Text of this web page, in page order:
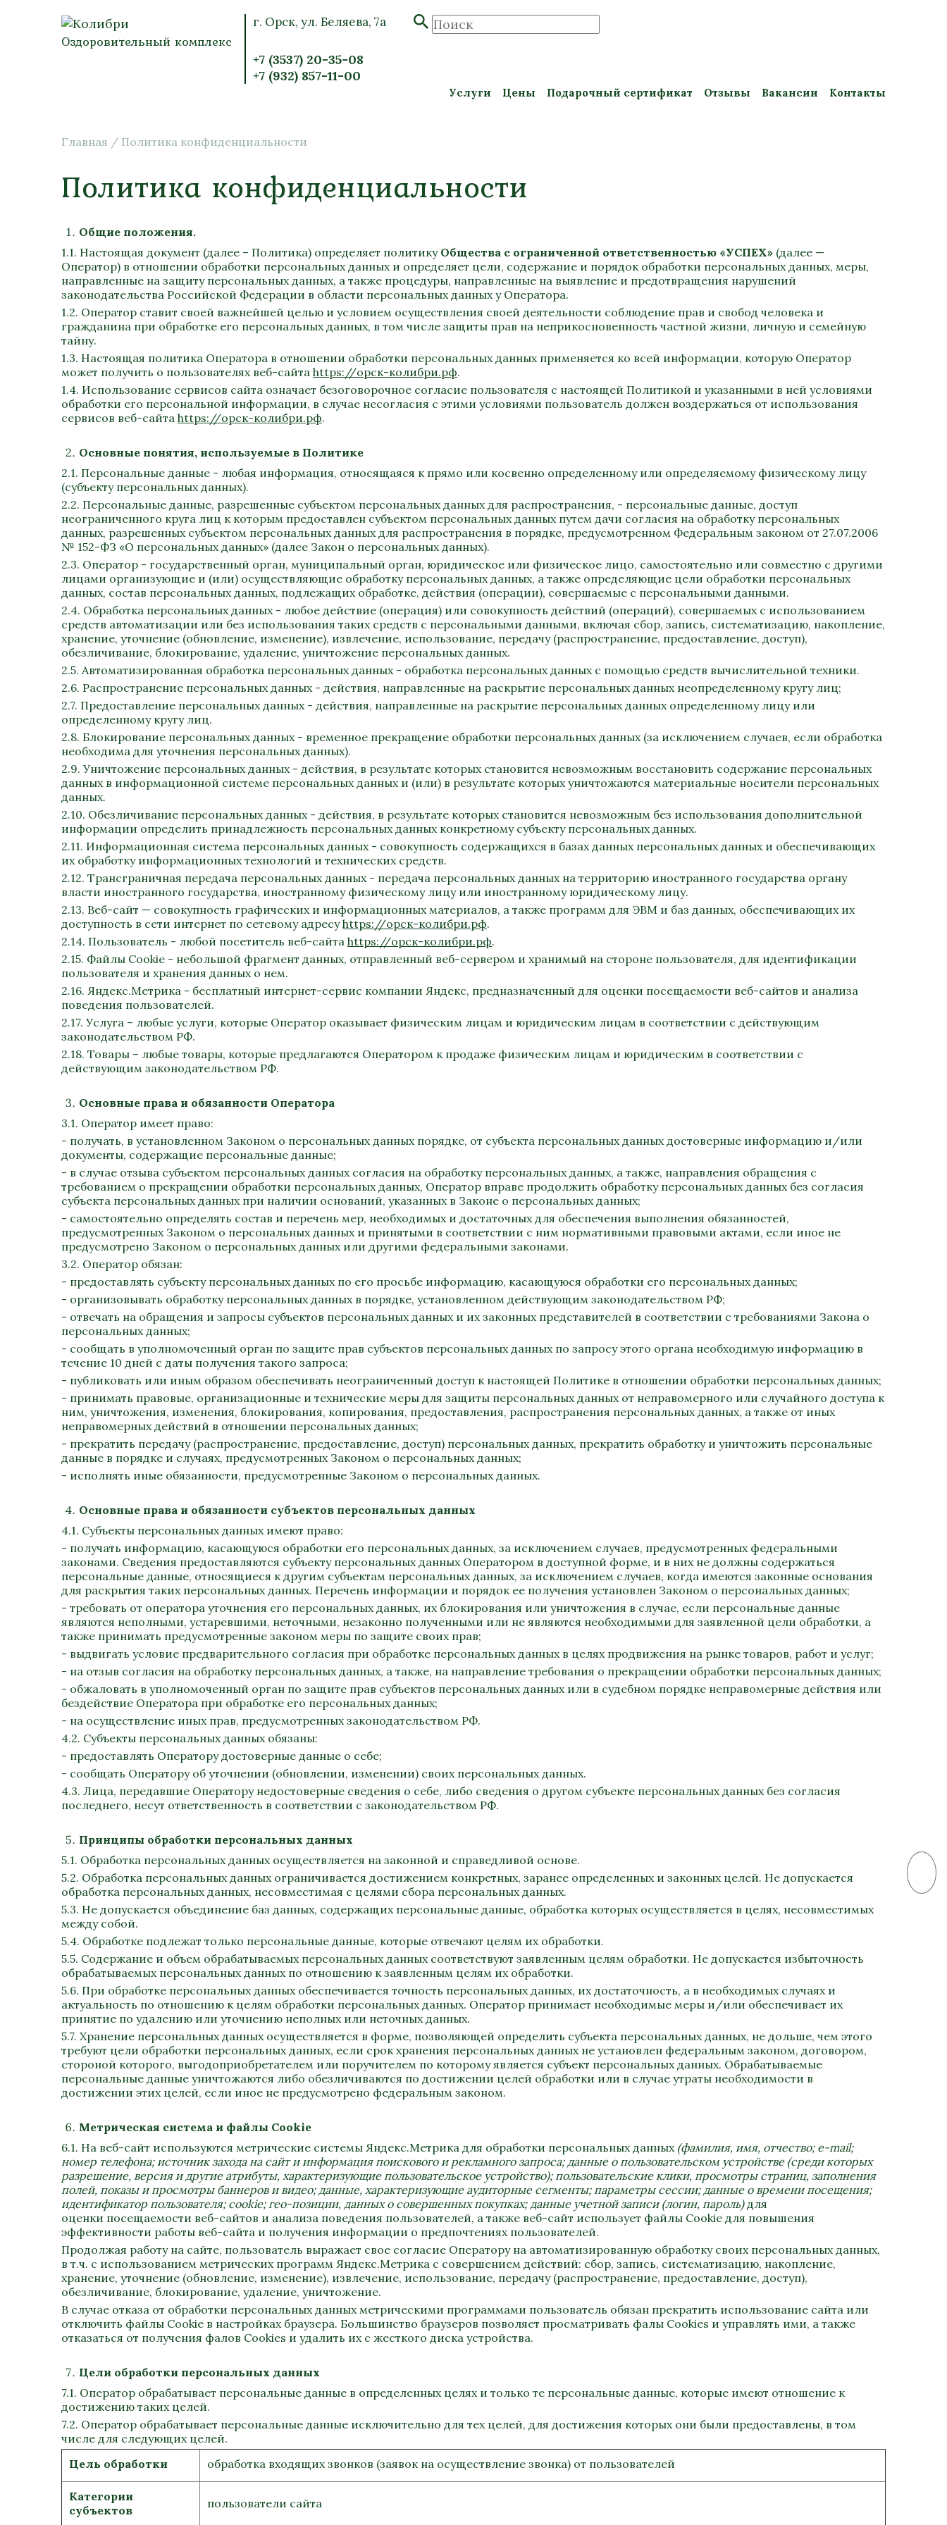
Оздоровительный комплекс
г. Орск, ул. Беляева, 7а
+7 (3537) 20-35-08
+7 (932) 857-11-00
Услуги Цены Подарочный сертификат Отзывы Вакансии Контакты
Главная / Политика конфиденциальности
Политика конфиденциальности
Общие положения.
1.1. Настоящая документ (далее – Политика) определяет политику Общества с ограниченной ответственностью «УСПЕХ» (далее —
Оператор) в отношении обработки персональных данных и определяет цели, содержание и порядок обработки персональных данных, меры,
направленные на защиту персональных данных, а также процедуры, направленные на выявление и предотвращения нарушений
законодательства Российской Федерации в области персональных данных у Оператора.
1.2. Оператор ставит своей важнейшей целью и условием осуществления своей деятельности соблюдение прав и свобод человека и
гражданина при обработке его персональных данных, в том числе защиты прав на неприкосновенность частной жизни, личную и семейную
тайну.
1.3. Настоящая политика Оператора в отношении обработки персональных данных применяется ко всей информации, которую Оператор
может получить о пользователях веб-сайта https://орск-колибри.рф.
1.4. Использование сервисов сайта означает безоговорочное согласие пользователя с настоящей Политикой и указанными в ней условиями
обработки его персональной информации, в случае несогласия с этими условиями пользователь должен воздержаться от использования
сервисов веб-сайта https://орск-колибри.рф.
Основные понятия, используемые в Политике
2.1. Персональные данные - любая информация, относящаяся к прямо или косвенно определенному или определяемому физическому лицу
(субъекту персональных данных).
2.2. Персональные данные, разрешенные субъектом персональных данных для распространения, - персональные данные, доступ
неограниченного круга лиц к которым предоставлен субъектом персональных данных путем дачи согласия на обработку персональных
данных, разрешенных субъектом персональных данных для распространения в порядке, предусмотренном Федеральным законом от 27.07.2006
№ 152-ФЗ «О персональных данных» (далее Закон о персональных данных).
2.3. Оператор - государственный орган, муниципальный орган, юридическое или физическое лицо, самостоятельно или совместно с другими
лицами организующие и (или) осуществляющие обработку персональных данных, а также определяющие цели обработки персональных
данных, состав персональных данных, подлежащих обработке, действия (операции), совершаемые с персональными данными.
2.4. Обработка персональных данных - любое действие (операция) или совокупность действий (операций), совершаемых с использованием
средств автоматизации или без использования таких средств с персональными данными, включая сбор, запись, систематизацию, накопление,
хранение, уточнение (обновление, изменение), извлечение, использование, передачу (распространение, предоставление, доступ),
обезличивание, блокирование, удаление, уничтожение персональных данных.
2.5. Автоматизированная обработка персональных данных - обработка персональных данных с помощью средств вычислительной техники.
2.6. Распространение персональных данных - действия, направленные на раскрытие персональных данных неопределенному кругу лиц;
2.7. Предоставление персональных данных - действия, направленные на раскрытие персональных данных определенному лицу или
определенному кругу лиц.
2.8. Блокирование персональных данных - временное прекращение обработки персональных данных (за исключением случаев, если обработка
необходима для уточнения персональных данных).
2.9. Уничтожение персональных данных - действия, в результате которых становится невозможным восстановить содержание персональных
данных в информационной системе персональных данных и (или) в результате которых уничтожаются материальные носители персональных
данных.
2.10. Обезличивание персональных данных - действия, в результате которых становится невозможным без использования дополнительной
информации определить принадлежность персональных данных конкретному субъекту персональных данных.
2.11. Информационная система персональных данных - совокупность содержащихся в базах данных персональных данных и обеспечивающих
их обработку информационных технологий и технических средств.
2.12. Трансграничная передача персональных данных - передача персональных данных на территорию иностранного государства органу
власти иностранного государства, иностранному физическому лицу или иностранному юридическому лицу.
2.13. Веб-сайт — совокупность графических и информационных материалов, а также программ для ЭВМ и баз данных, обеспечивающих их
доступность в сети интернет по сетевому адресуhttps://орск-колибри.рф.
2.14. Пользователь - любой посетитель веб-сайта https://орск-колибри.рф.
2.15. Файлы Cookie - небольшой фрагмент данных, отправленный веб-сервером и хранимый на стороне пользователя, для идентификации
пользователя и хранения данных о нем.
2.16. Яндекс.Метрика - бесплатный интернет-сервис компании Яндекс, предназначенный для оценки посещаемости веб-сайтов и анализа
поведения пользователей.
2.17. Услуга – любые услуги, которые Оператор оказывает физическим лицам и юридическим лицам в соответствии с действующим
законодательством РФ.
2.18. Товары – любые товары, которые предлагаются Оператором к продаже физическим лицам и юридическим в соответствии с
действующим законодательством РФ.
Основные права и обязанности Оператора
3.1. Оператор имеет право:
- получать, в установленном Законом о персональных данных порядке, от субъекта персональных данных достоверные информацию и/или
документы, содержащие персональные данные;
- в случае отзыва субъектом персональных данных согласия на обработку персональных данных, а также, направления обращения с
требованием о прекращении обработки персональных данных, Оператор вправе продолжить обработку персональных данных без согласия
субъекта персональных данных при наличии оснований, указанных в Законе о персональных данных;
- самостоятельно определять состав и перечень мер, необходимых и достаточных для обеспечения выполнения обязанностей,
предусмотренных Законом о персональных данных и принятыми в соответствии с ним нормативными правовыми актами, если иное не
предусмотрено Законом о персональных данных или другими федеральными законами.
3.2. Оператор обязан:
- предоставлять субъекту персональных данных по его просьбе информацию, касающуюся обработки его персональных данных;
- организовывать обработку персональных данных в порядке, установленном действующим законодательством РФ;
- отвечать на обращения и запросы субъектов персональных данных и их законных представителей в соответствии с требованиями Закона о
персональных данных;
- сообщать в уполномоченный орган по защите прав субъектов персональных данных по запросу этого органа необходимую информацию в
течение 10 дней с даты получения такого запроса;
- публиковать или иным образом обеспечивать неограниченный доступ к настоящей Политике в отношении обработки персональных данных;
- принимать правовые, организационные и технические меры для защиты персональных данных от неправомерного или случайного доступа к
ним, уничтожения, изменения, блокирования, копирования, предоставления, распространения персональных данных, а также от иных
неправомерных действий в отношении персональных данных;
- прекратить передачу (распространение, предоставление, доступ) персональных данных, прекратить обработку и уничтожить персональные
данные в порядке и случаях, предусмотренных Законом о персональных данных;
- исполнять иные обязанности, предусмотренные Законом о персональных данных.
Основные права и обязанности субъектов персональных данных
4.1. Субъекты персональных данных имеют право:
- получать информацию, касающуюся обработки его персональных данных, за исключением случаев, предусмотренных федеральными
законами. Сведения предоставляются субъекту персональных данных Оператором в доступной форме, и в них не должны содержаться
персональные данные, относящиеся к другим субъектам персональных данных, за исключением случаев, когда имеются законные основания
для раскрытия таких персональных данных. Перечень информации и порядок ее получения установлен Законом о персональных данных;
- требовать от оператора уточнения его персональных данных, их блокирования или уничтожения в случае, если персональные данные
являются неполными, устаревшими, неточными, незаконно полученными или не являются необходимыми для заявленной цели обработки, а
также принимать предусмотренные законом меры по защите своих прав;
- выдвигать условие предварительного согласия при обработке персональных данных в целях продвижения на рынке товаров, работ и услуг;
- на отзыв согласия на обработку персональных данных, а также, на направление требования о прекращении обработки персональных данных;
- обжаловать в уполномоченный орган по защите прав субъектов персональных данных или в судебном порядке неправомерные действия или
бездействие Оператора при обработке его персональных данных;
- на осуществление иных прав, предусмотренных законодательством РФ.
4.2. Субъекты персональных данных обязаны:
- предоставлять Оператору достоверные данные о себе;
- сообщать Оператору об уточнении (обновлении, изменении) своих персональных данных.
4.3. Лица, передавшие Оператору недостоверные сведения о себе, либо сведения о другом субъекте персональных данных без согласия
последнего, несут ответственность в соответствии с законодательством РФ.
Принципы обработки персональных данных
5.1. Обработка персональных данных осуществляется на законной и справедливой основе.
5.2. Обработка персональных данных ограничивается достижением конкретных, заранее определенных и законных целей. Не допускается
обработка персональных данных, несовместимая с целями сбора персональных данных.
5.3. Не допускается объединение баз данных, содержащих персональные данные, обработка которых осуществляется в целях, несовместимых
между собой.
5.4. Обработке подлежат только персональные данные, которые отвечают целям их обработки.
5.5. Содержание и объем обрабатываемых персональных данных соответствуют заявленным целям обработки. Не допускается избыточность
обрабатываемых персональных данных по отношению к заявленным целям их обработки.
5.6. При обработке персональных данных обеспечивается точность персональных данных, их достаточность, а в необходимых случаях и
актуальность по отношению к целям обработки персональных данных. Оператор принимает необходимые меры и/или обеспечивает их
принятие по удалению или уточнению неполных или неточных данных.
5.7. Хранение персональных данных осуществляется в форме, позволяющей определить субъекта персональных данных, не дольше, чем этого
требуют цели обработки персональных данных, если срок хранения персональных данных не установлен федеральным законом, договором,
стороной которого, выгодоприобретателем или поручителем по которому является субъект персональных данных. Обрабатываемые
персональные данные уничтожаются либо обезличиваются по достижении целей обработки или в случае утраты необходимости в
достижении этих целей, если иное не предусмотрено федеральным законом.
Метрическая система и файлы Cookie
6.1. На веб-сайт используются метрические системы Яндекс.Метрика для обработки персональных данных (фамилия, имя, отчество; e-mail;
номер телефона;источник захода на сайт и информация поискового и рекламного запроса; данные о пользовательском устройстве (среди которых
разрешение, версия и другие атрибуты, характеризующие пользовательское устройство); пользовательские клики, просмотры страниц, заполнения
полей, показы и просмотры баннеров и видео; данные, характеризующие аудиторные сегменты; параметры сессии; данные о времени посещения;
идентификатор пользователя; cookie; гео-позиции, данных о совершенных покупках; данные учетной записи (логин, пароль)для
оценки посещаемости веб-сайтов и анализа поведения пользователей, а также веб-сайт использует файлы Cookie для повышения
эффективности работы веб-сайта и получения информации о предпочтениях пользователей.
Продолжая работу на сайте, пользователь выражает свое согласие Оператору на автоматизированную обработку своих персональных данных,
в т.ч. с использованием метрических программ Яндекс.Метрика с совершением действий: сбор, запись, систематизацию, накопление,
хранение, уточнение (обновление, изменение), извлечение, использование, передачу (распространение, предоставление, доступ),
обезличивание, блокирование, удаление, уничтожение.
В случае отказа от обработки персональных данных метрическими программами пользователь обязан прекратить использование сайта или
отключить файлы Cookie в настройках браузера. Большинство браузеров позволяет просматривать фалы Cookies и управлять ими, а также
отказаться от получения фалов Cookies и удалить их с жесткого диска устройства.
Цели обработки персональных данных
7.1. Оператор обрабатывает персональные данные в определенных целях и только те персональные данные, которые имеют отношение к
достижению таких целей.
7.2. Оператор обрабатывает персональные данные исключительно для тех целей, для достижения которых они были предоставлены, в том
числе для следующих целей.
Цель обработки
обработка входящих звонков (заявок на осуществление звонка) от пользователей
Категории
субъектов
пользователи сайта